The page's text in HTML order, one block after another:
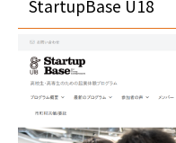
StartupBase U18